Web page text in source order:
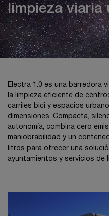
limpieza viaria
Electra 1.0 es una barredora
la limpieza eficiente de
carriles bici y espacios
dimensiones. Compacta,
autonomía, combina cero
maniobrabilidad y un
litros para ofrecer una
ayuntamientos y servicios de